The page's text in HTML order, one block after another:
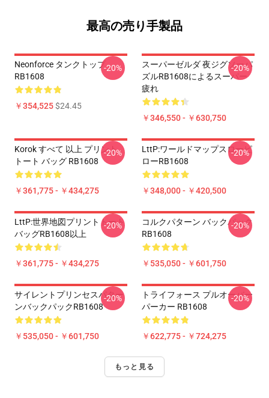
最高の売り手製品
Neonforce タンクトップ
RB1608
￥354,525$24.45
-20%
スーパーゼルダ 夜ジグソーパ
ズルRB1608によるスーパー
疲れ
￥346,550 - ￥630,750
-20%
Korok すべて 以上 プリント
トート バッグ RB1608
￥361,775 - ￥434,275
-20%
LttP:ワールドマップスローピ
ローRB1608
￥348,000 - ￥420,500
-20%
LttP:世界地図プリントトート
バッグRB1608以上
￥361,775 - ￥434,275
-20%
コルクパターン バックパック
RB1608
￥535,050 - ￥601,750
-20%
サイレントプリンセスパター
ンバックパックRB1608
￥535,050 - ￥601,750
-20%
トライフォース プルオーバー
パーカー RB1608
￥622,775 - ￥724,275
-20%
もっと見る